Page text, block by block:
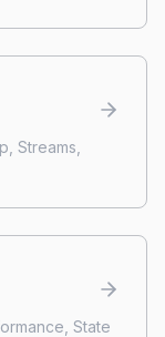
Streams,
State